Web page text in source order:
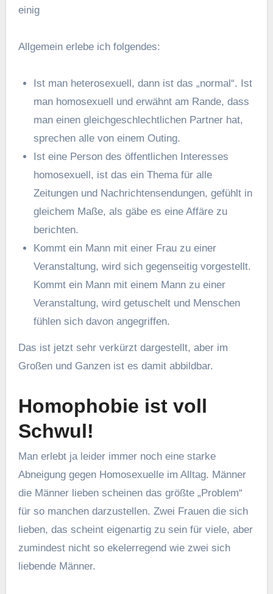
einig
Allgemein erlebe ich folgendes:
Ist man heterosexuell, dann ist das „normal“. Ist
man homosexuell und erwähnt am Rande, dass
man einen gleichgeschlechtlichen Partner hat,
sprechen alle von einem Outing.
Ist eine Person des öffentlichen Interesses
homosexuell, ist das ein Thema für alle
Zeitungen und Nachrichtensendungen, gefühlt in
gleichem Maße, als gäbe es eine Affäre zu
berichten.
Kommt ein Mann mit einer Frau zu einer
Veranstaltung, wird sich gegenseitig vorgestellt.
Kommt ein Mann mit einem Mann zu einer
Veranstaltung, wird getuschelt und Menschen
fühlen sich davon angegriffen.
Das ist jetzt sehr verkürzt dargestellt, aber im
Großen und Ganzen ist es damit abbildbar.
Homophobie ist voll
Schwul!
Man erlebt ja leider immer noch eine starke
Abneigung gegen Homosexuelle im Alltag. Männer
die Männer lieben scheinen das größte „Problem“
für so manchen darzustellen. Zwei Frauen die sich
lieben, das scheint eigenartig zu sein für viele, aber
zumindest nicht so ekelerregend wie zwei sich
liebende Männer.